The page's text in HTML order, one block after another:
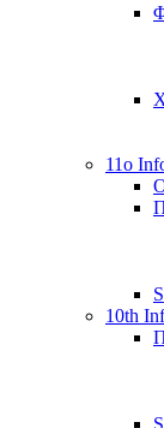
11o
10th